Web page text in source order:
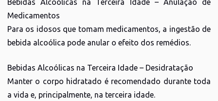
Medicamentos
Para os idosos que tomam medicamentos, a ingestão de
bebida alcoólica pode anular o efeito dos remédios.
Bebidas Alcoólicas na Terceira Idade – Desidratação
Manter o corpo hidratado é recomendado durante toda
a vida e, principalmente, na terceira idade.